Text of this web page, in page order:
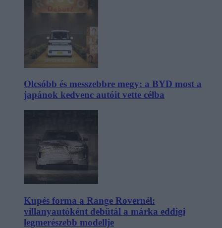
Olcsóbb és messzebbre megy: a BYD most a
japánok kedvenc autóit vette célba
Kupés forma a Range Rovernél:
villanyautóként debütál a márka eddigi
legmerészebb modellje